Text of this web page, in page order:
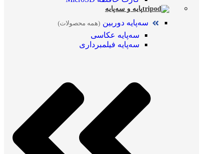
پایه و سه‌پایه
سه‌پایه دوربین (همه محصولات)
سه‌پایه عکاسی
سه‌پایه فیلمبرداری